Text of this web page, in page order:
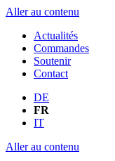
Aller au contenu
Actualités
Commandes
Soutenir
Contact
DE
FR
IT
Aller au contenu